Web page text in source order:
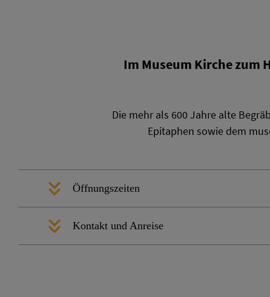
Im Museum Kirche zum
Die mehr als 600 Jahre alte
Epitaphen sowie dem
Öffnungszeiten
Kontakt und Anreise